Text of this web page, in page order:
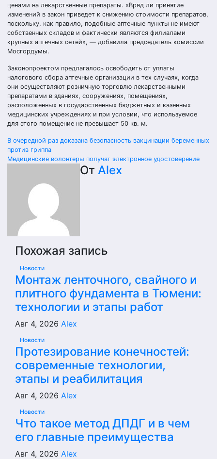
ценами на лекарственные препараты. «Вряд ли принятие
изменений в закон приведет к снижению стоимости препаратов,
поскольку, как правило, подобные аптечные пункты не имеют
собственных складов и фактически являются филиалами
крупных аптечных сетей», — добавила председатель комиссии
Мосгордумы.
Законопроектом предлагалось освободить от уплаты
налогового сбора аптечные организации в тех случаях, когда
они осуществляют розничную торговлю лекарственными
препаратами в зданиях, сооружениях, помещениях,
расположенных в государственных бюджетных и казенных
медицинских учреждениях и при условии, что используемое
для этого помещение не превышает 50 кв. м.
Навигация
по
записям
В очередной раз доказана безопасность вакцинации беременных
против гриппа
Медицинские волонтеры получат электронное удостоверение
От Alex
Похожая запись
Новости
Монтаж ленточного, свайного и
плитного фундамента в Тюмени:
технологии и этапы работ
Авг 4, 2026 Alex
Новости
Протезирование конечностей:
современные технологии,
этапы и реабилитация
Авг 4, 2026 Alex
Новости
Что такое метод ДПДГ и в чем
его главные преимущества
Авг 4, 2026 Alex